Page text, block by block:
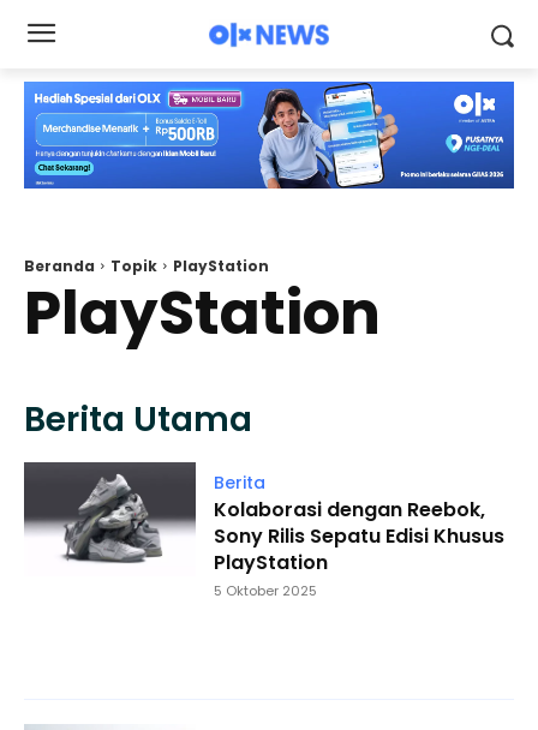
Beranda Topik PlayStation
PlayStation
Berita Utama
Berita
Kolaborasi dengan Reebok,
Sony Rilis Sepatu Edisi Khusus
PlayStation
5 Oktober 2025